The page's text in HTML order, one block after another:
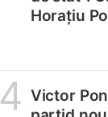
Horațiu
4 Victor